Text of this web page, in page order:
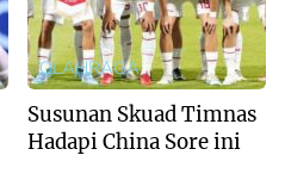
OLAHRAGA
Susunan Skuad Timnas
Hadapi China Sore ini